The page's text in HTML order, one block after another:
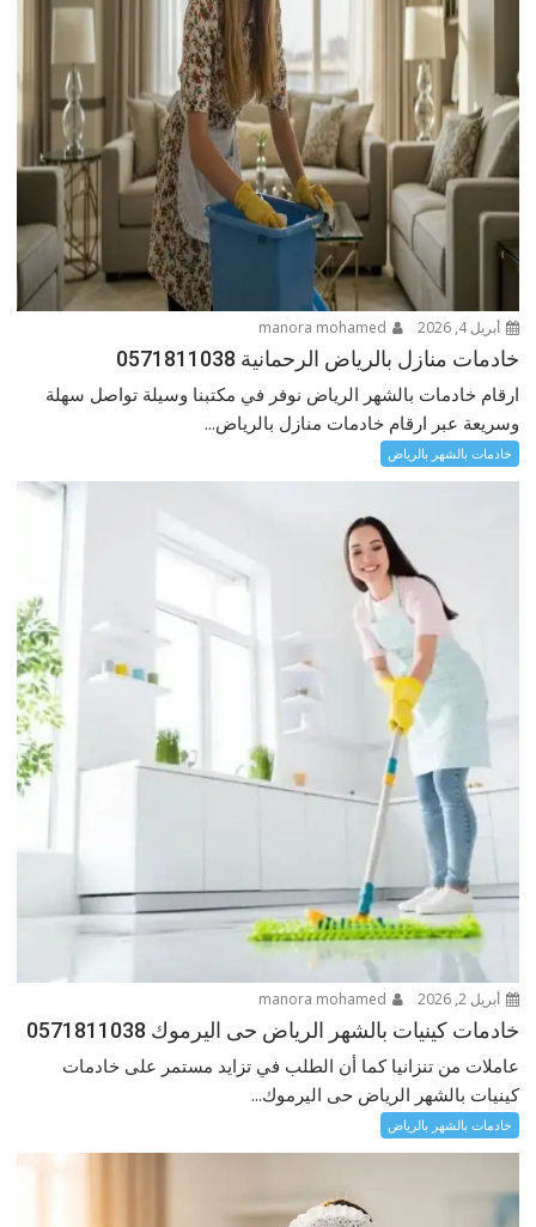
أبريل 4, 2026
خادمات منازل بالرياض الرحمانية 0571811038
ارقام خادمات بالشهر الرياض نوفر في مكتبنا وسيلة تواصل سهلة
وسريعة عبر ارقام خادمات منازل بالرياض...
خادمات بالشهر بالرياض
أبريل 2, 2026
خادمات كينيات بالشهر الرياض حى اليرموك 0571811038
عاملات من تنزانيا كما أن الطلب في تزايد مستمر على خادمات
كينيات بالشهر الرياض حى اليرموك...
خادمات بالشهر بالرياض